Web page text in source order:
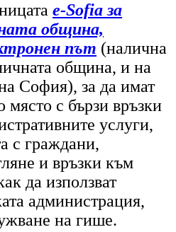
e-Sofia за
община,
път (налична
община, и на
София), за да имат
с бързи връзки
услуги,
с граждани,
и връзки към
да използват
администрация,
на гише.